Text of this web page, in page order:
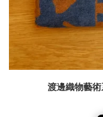
渡邊織物藝術